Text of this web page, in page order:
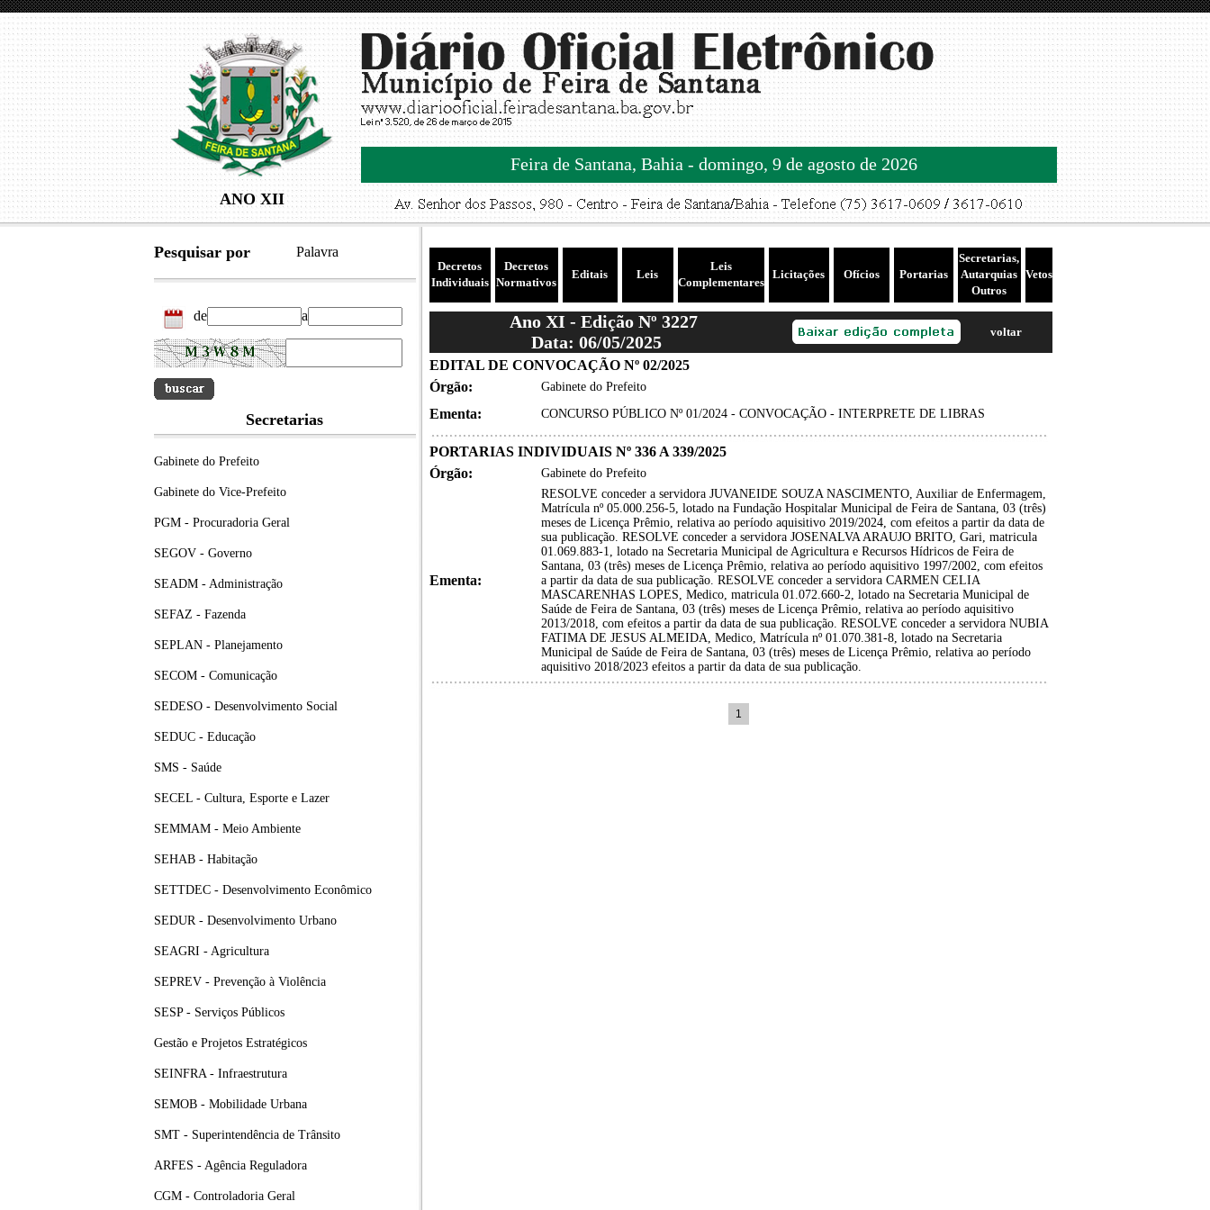
ANO XII
Feira de Santana, Bahia - domingo, 9 de agosto de 2026
Pesquisar por Palavra
de a
Secretarias
Gabinete do Prefeito
Gabinete do Vice-Prefeito
PGM - Procuradoria Geral
SEGOV - Governo
SEADM - Administração
SEFAZ - Fazenda
SEPLAN - Planejamento
SECOM - Comunicação
SEDESO - Desenvolvimento Social
SEDUC - Educação
SMS - Saúde
SECEL - Cultura, Esporte e Lazer
SEMMAM - Meio Ambiente
SEHAB - Habitação
SETTDEC - Desenvolvimento Econômico
SEDUR - Desenvolvimento Urbano
SEAGRI - Agricultura
SEPREV - Prevenção à Violência
SESP - Serviços Públicos
Gestão e Projetos Estratégicos
SEINFRA - Infraestrutura
SEMOB - Mobilidade Urbana
SMT - Superintendência de Trânsito
ARFES - Agência Reguladora
CGM - Controladoria Geral
Decretos
Individuais
Decretos
Normativos
Editais Leis
Leis
Complementares
Licitações Ofícios Portarias
Secretarias,
Autarquias
Outros
Vetos
Ano XI - Edição Nº 3227
Data: 06/05/2025
voltar
EDITAL DE CONVOCAÇÃO Nº 02/2025
Órgão:
Gabinete do Prefeito
Ementa: CONCURSO PÚBLICO Nº 01/2024 - CONVOCAÇÃO - INTERPRETE DE LIBRAS
PORTARIAS INDIVIDUAIS Nº 336 A 339/2025
Órgão:
Gabinete do Prefeito
Ementa:
RESOLVE conceder a servidora JUVANEIDE SOUZA NASCIMENTO, Auxiliar de Enfermagem,
Matrícula nº 05.000.256-5, lotado na Fundação Hospitalar Municipal de Feira de Santana, 03 (três)
meses de Licença Prêmio, relativa ao período aquisitivo 2019/2024, com efeitos a partir da data de
sua publicação. RESOLVE conceder a servidora JOSENALVA ARAUJO BRITO, Gari, matricula
01.069.883-1, lotado na Secretaria Municipal de Agricultura e Recursos Hídricos de Feira de
Santana, 03 (três) meses de Licença Prêmio, relativa ao período aquisitivo 1997/2002, com efeitos
a partir da data de sua publicação. RESOLVE conceder a servidora CARMEN CELIA
MASCARENHAS LOPES, Medico, matricula 01.072.660-2, lotado na Secretaria Municipal de
Saúde de Feira de Santana, 03 (três) meses de Licença Prêmio, relativa ao período aquisitivo
2013/2018, com efeitos a partir da data de sua publicação. RESOLVE conceder a servidora NUBIA
FATIMA DE JESUS ALMEIDA, Medico, Matrícula nº 01.070.381-8, lotado na Secretaria
Municipal de Saúde de Feira de Santana, 03 (três) meses de Licença Prêmio, relativa ao período
aquisitivo 2018/2023 efeitos a partir da data de sua publicação.
1